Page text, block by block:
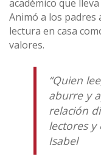
académico que
Animó a los
lectura en casa
valores.
“Quien
aburre y
relación
lectores y
Isabel